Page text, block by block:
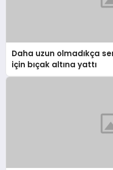
Daha uzun olmadıkça
için bıçak altına yattı